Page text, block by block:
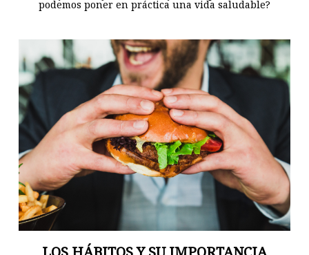
podemos poner en práctica una vida saludable?